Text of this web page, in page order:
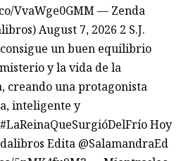
VvaWge0GMM — Zenda
August 7, 2026 2 S.J.
un buen equilibrio
y la vida de la
creando una protagonista
inteligente y
Hoy
Edita @SalamandraEd